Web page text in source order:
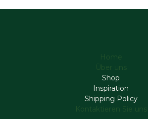
Home
Über uns
Shop
Inspiration
Shipping Policy
Kontaktieren Sie uns